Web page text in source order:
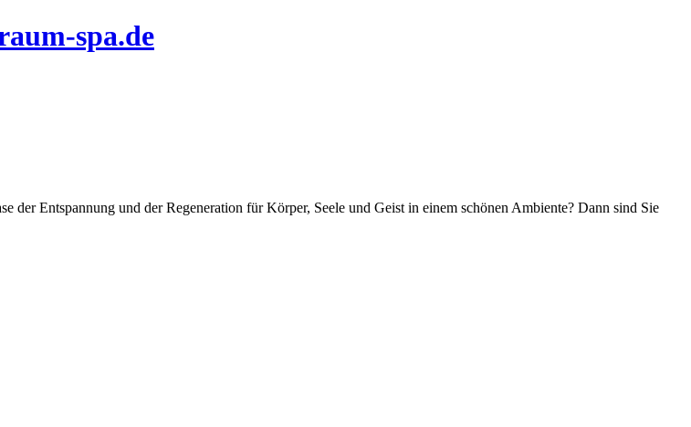
spa.de
der Entspannung und der Regeneration für Körper, Seele und Geist in einem schönen Ambiente? Dann sind Sie